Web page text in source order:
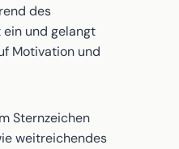
des
und gelangt
Motivation und
Sternzeichen
weitreichendes